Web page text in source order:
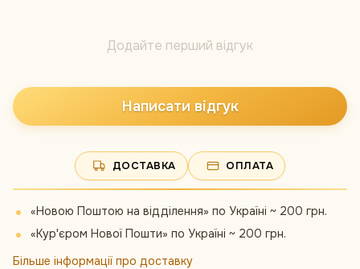
Додайте перший відгук
Написати відгук
ДОСТАВКА ОПЛАТА
«Новою Поштою на відділення» по Україні ~ 200 грн.
«Кур'єром Нової Пошти» по Україні ~ 200 грн.
Більше інформації про доставку